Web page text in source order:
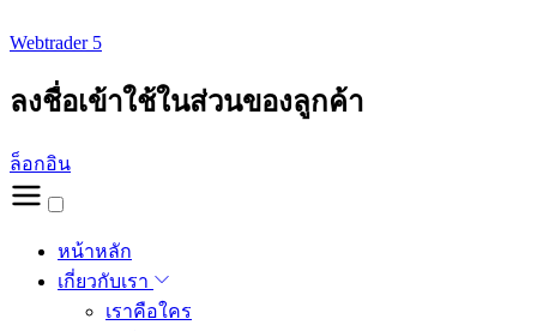
Webtrader 5
ลงชื่อเข้าใช้ในส่วนของลูกค้า
ล็อกอิน
หน้าหลัก
เกี่ยวกับเรา
เราคือใคร